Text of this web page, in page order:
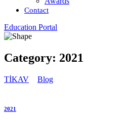
Contact
Education Portal
Category: 2021
TİKAV Blog
2021